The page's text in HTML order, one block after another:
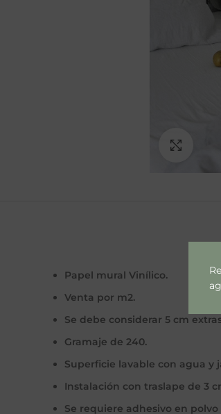
Papel mural Vinílico.
Venta por m2.
Se debe considerar 5 cm
Gramaje de 240.
Superficie lavable con agua y
Instalación con traslape de 3
Se requiere adhesivo en